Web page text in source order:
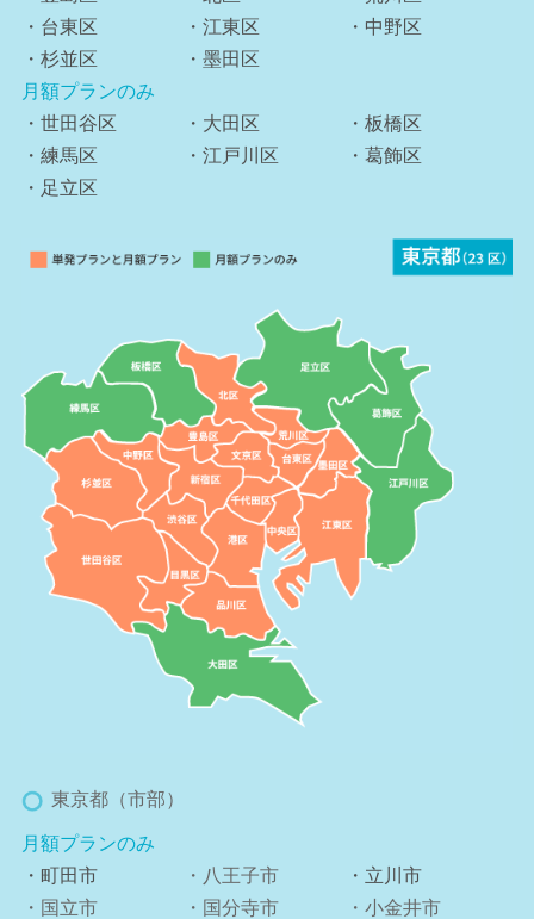
・台東区
・江東区
・中野区
・杉並区
・墨田区
月額プランのみ
・世田谷区
・大田区
・板橋区
・練馬区
・江戸川区
・葛飾区
・足立区
東京都（市部）
月額プランのみ
・町田市
・八王子市
・立川市
・国立市
・国分寺市
・小金井市